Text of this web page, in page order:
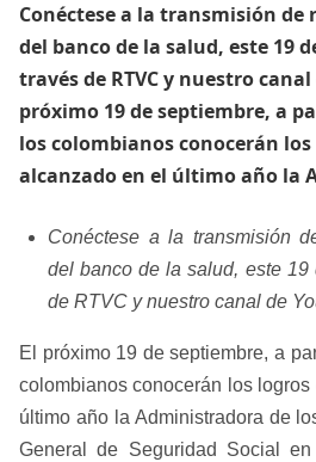
​Conéctese a la transmisión de
del banco de la salud, este 19
través de RTVC y nuestro canal
próximo 19 de septiembre, a
los colombianos conocerán
alcanzado en el último año la
​Conéctese a la transmisión
del banco de la salud, este 19
de RTVC y nuestro canal de
El próximo 19 de septiembre, a
colombianos conocerán los logros
último año la Administradora de
General de Seguridad Social